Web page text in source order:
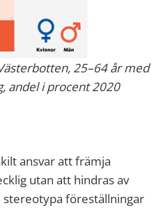
25–64 år med
andel i procent 2020
ansvar att främja
utan att hindras av
föreställningar